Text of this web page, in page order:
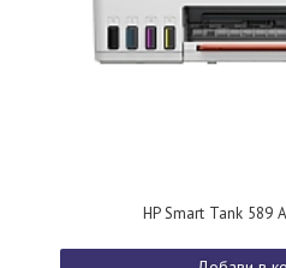
HP Smart Tank 589